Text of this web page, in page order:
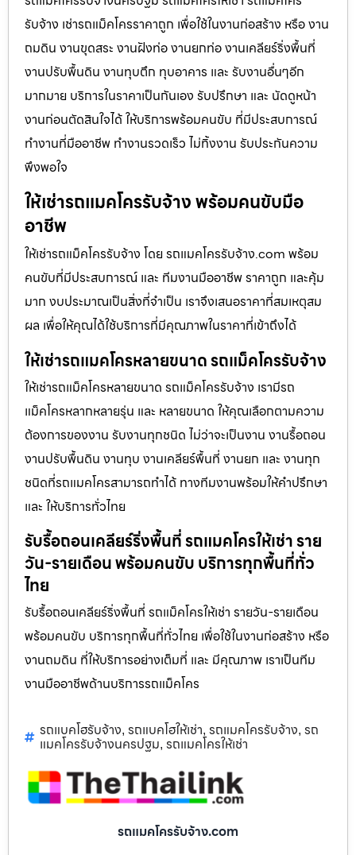
รับจ้าง เช่ารถแม็คโครราคาถูก เพื่อใช้ในงานก่อสร้าง หรือ งาน
ถมดิน งานขุดสระ งานฝังท่อ งานยกท่อ งานเคลียร์ริ่งพื้นที่
งานปรับพื้นดิน งานทุบตึก ทุบอาคาร และ รับงานอื่นๆอีก
มากมาย บริการในราคาเป็นกันเอง รับปรึกษา และ นัดดูหน้า
งานก่อนตัดสินใจได้ ให้บริการพร้อมคนขับ ที่มีประสบการณ์
ทำงานที่มืออาชีพ ทำงานรวดเร็ว ไม่ทิ้งงาน รับประกันความ
พึงพอใจ
ให้เช่ารถแมคโครรับจ้าง พร้อมคนขับมือ
อาชีพ
ให้เช่ารถแม็คโครรับจ้าง โดย รถแมคโครรับจ้าง.com พร้อม
คนขับที่มีประสบการณ์ และ ทีมงานมืออาชีพ ราคาถูก และคุ้ม
มาก งบประมาณเป็นสิ่งที่จำเป็น เราจึงเสนอราคาที่สมเหตุสม
ผล เพื่อให้คุณได้ใช้บริการที่มีคุณภาพในราคาที่เข้าถึงได้
ให้เช่ารถแมคโครหลายขนาด รถแม็คโครรับจ้าง
ให้เช่ารถแม็คโครหลายขนาด รถแม็คโครรับจ้าง เรามีรถ
แม็คโครหลากหลายรุ่น และ หลายขนาด ให้คุณเลือกตามความ
ต้องการของงาน รับงานทุกชนิด ไม่ว่าจะเป็นงาน งานรื้อถอน
งานปรับพื้นดิน งานทุบ งานเคลียร์พื้นที่ งานยก และ งานทุก
ชนิดที่รถแมคโครสามารถทำได้ ทางทีมงานพร้อมให้คำปรึกษา
และ ให้บริการทั่วไทย
รับรื้อถอนเคลียร์ริ่งพื้นที่ รถแมคโครให้เช่า ราย
วัน-รายเดือน พร้อมคนขับ บริการทุกพื้นที่ทั่ว
ไทย
รับรื้อถอนเคลียร์ริ่งพื้นที่ รถแม็คโครให้เช่า รายวัน-รายเดือน
พร้อมคนขับ บริการทุกพื้นที่ทั่วไทย เพื่อใช้ในงานก่อสร้าง หรือ
งานถมดิน ที่ให้บริการอย่างเต็มที่ และ มีคุณภาพ เราเป็นทีม
งานมืออาชีพด้านบริการรถแม็คโคร
รถแบคโฮรับจ้าง, รถแบคโฮให้เช่า, รถแมคโครรับจ้าง, รถ
แมคโครรับจ้างนครปฐม, รถแมคโครให้เช่า
รถแมคโครรับจ้าง.com